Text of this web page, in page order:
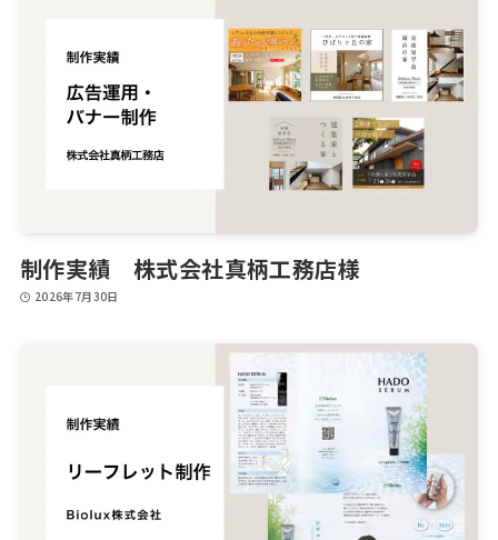
制作実績 株式会社真柄工務店様
2026年7月30日